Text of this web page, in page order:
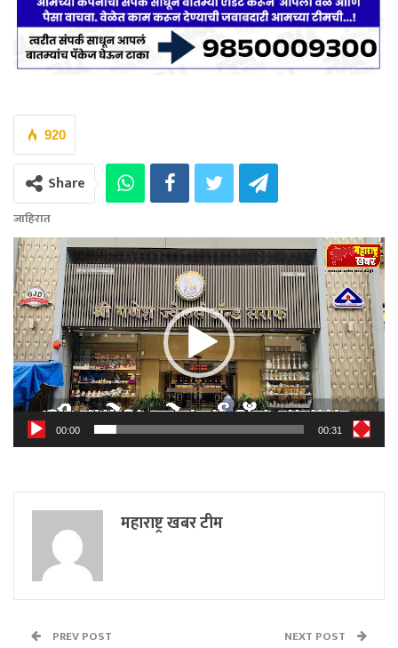
920
Share
जाहिरात
Video
Player
00:00 00:31
महाराष्ट्र खबर टीम
PREV POST NEXT POST